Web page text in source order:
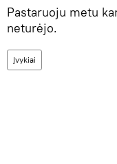
Pastaruoju metu
neturėjo.
Įvykiai